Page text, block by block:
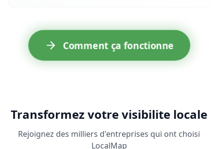
Comment ça fonctionne
Transformez votre visibilite locale
Rejoignez des milliers d'entreprises qui ont choisi
LocalMap